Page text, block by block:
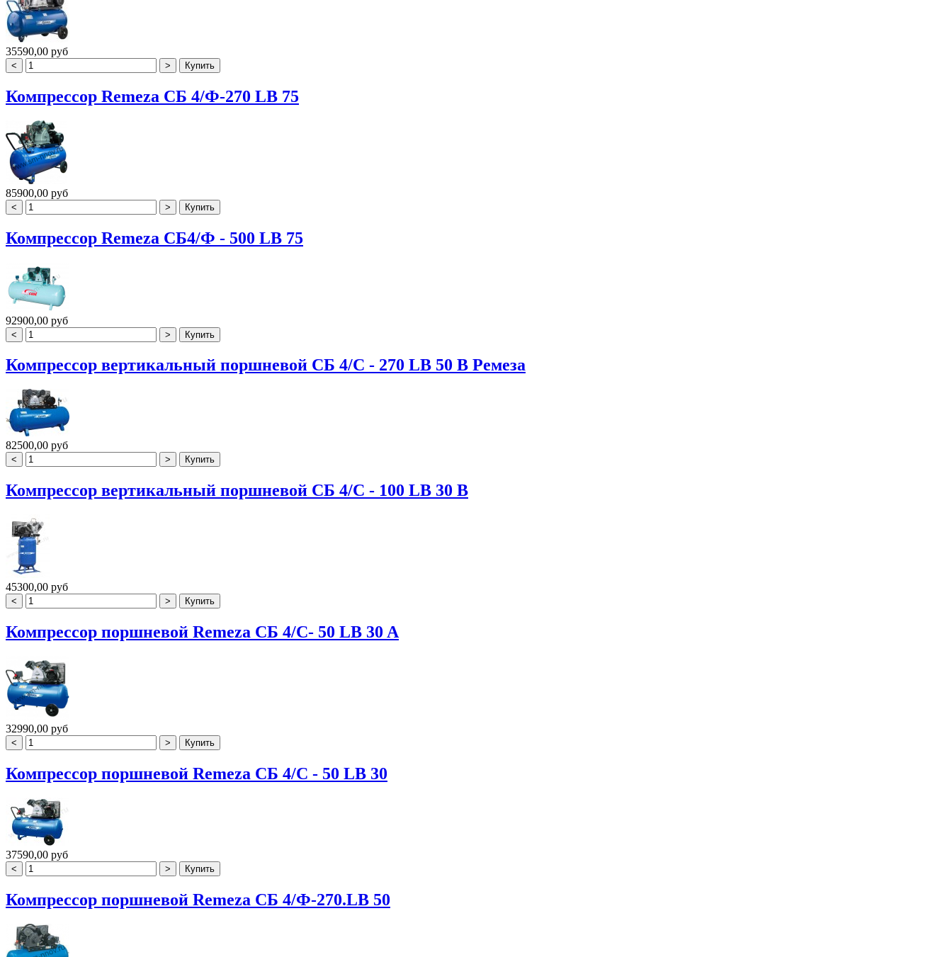
35590,00 руб
Компрессор Remeza СБ 4/Ф-270 LB 75
85900,00 руб
Компрессор Remeza СБ4/Ф - 500 LB 75
92900,00 руб
Компрессор вертикальный поршневой СБ 4/С - 270 LB 50 B Ремеза
82500,00 руб
Компрессор вертикальный поршневой СБ 4/С - 100 LB 30 B
45300,00 руб
Компрессор поршневой Remeza СБ 4/С- 50 LB 30 A
32990,00 руб
Компрессор поршневой Remeza СБ 4/С - 50 LB 30
37590,00 руб
Компрессор поршневой Remeza СБ 4/Ф-270.LB 50